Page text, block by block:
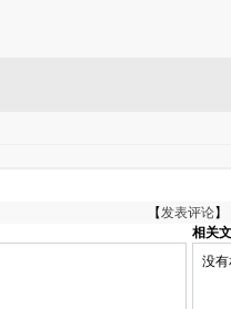
【发表评论】
相关
没